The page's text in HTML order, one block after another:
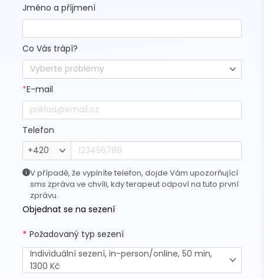
Jméno a příjmení
Co Vás trápí?
Vyberte problémy
*E-mail
Telefon
+420
V případě, že vyplníte telefon, dojde Vám upozorňující
sms zpráva ve chvíli, kdy terapeut odpoví na tuto první
zprávu.
Objednat se na sezení
* Požadovaný typ sezení
Individuální sezení, in-person/online, 50 min,
1300 Kč